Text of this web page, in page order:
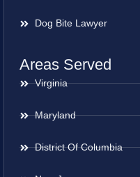
Dog Bite Lawyer
Areas Served
Virginia
Maryland
District Of Columbia